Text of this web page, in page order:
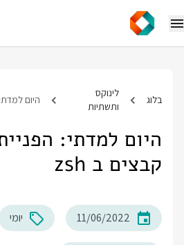
בלוג
לינוקס
ותשתיות
היום למדתי:
קבצים ב zsh
11/06/2022 יומי